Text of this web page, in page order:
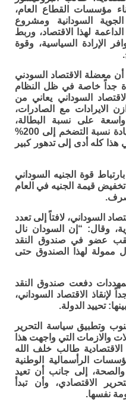
مؤسسات القطاع العام،
السودانية ومشروع
لهذا الاقتصاد، وربط
الإرادة السياسية، وقوة
معضلة الاقتصاد السودني
جداً خاصة في ظل النظام
السوداني يعاني من
الايرادات مع الصادرات،
على نسبة البطالة،
وارتفعت كذلك حدة الفقر، مع زيادة نسبة التضخم إلى 200%
كله أدى إلى تدهور كبير
قوة الجنيه السوداني
قيمة الجنيه في العام
السوداني، لافتاً إلى تعدد
وقال: “إن السودان نال
لقب عضو في صندوق النقد
ممولة لهذا الصندوق حتى
دفعت صندوق النقد
الاقتصاد السوداني،
تحييد الدولة.
وتطبيق سياسة التحرير
والازمات التي واجهت هذا
الاقتصادية طالب خلف الله
الرأسمالية الوطنية
والصحة، إلى جانب أن تعيد
الاقتصادي، وأن تبدأ
نفسها.